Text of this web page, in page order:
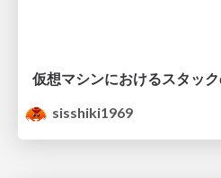
仮想マシンにおけるスタッ
sisshiki1969